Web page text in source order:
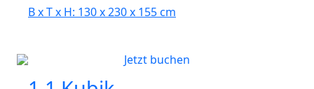
B x T x H: 130 x 230 x 155 cm
Jetzt buchen